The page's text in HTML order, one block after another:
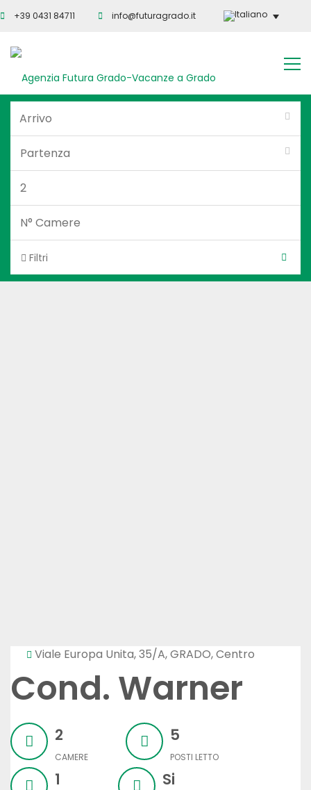
+39 0431 84711 info@futuragrado.it
Filtri
Viale Europa Unita, 35/A, GRADO, Centro
Cond. Warner
2
CAMERE
5
POSTI LETTO
1 Si